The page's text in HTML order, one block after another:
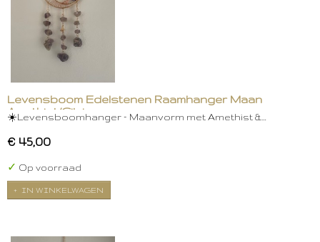
Levensboom Edelstenen Raamhanger Maan
Amethist/Citrien
☀️Levensboomhanger – Maanvorm met Amethist &…
€ 45,00
✓ Op voorraad
IN WINKELWAGEN